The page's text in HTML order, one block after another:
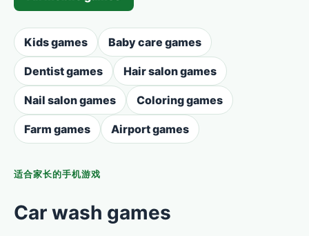
Kids games Baby care games
Dentist games Hair salon games
Nail salon games Coloring games
Farm games Airport games
适合家长的手机游戏
Car wash games